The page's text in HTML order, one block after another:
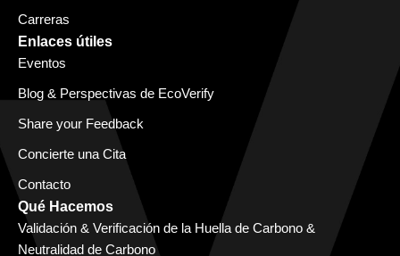
Carreras
Enlaces útiles
Eventos
Blog & Perspectivas de EcoVerify
Share your Feedback
Concierte una Cita
Contacto
Qué Hacemos
Validación & Verificación de la Huella de Carbono &
Neutralidad de Carbono